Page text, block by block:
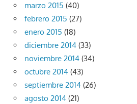
marzo 2015 (40)
febrero 2015 (27)
enero 2015 (18)
diciembre 2014 (33)
noviembre 2014 (34)
octubre 2014 (43)
septiembre 2014 (26)
agosto 2014 (21)